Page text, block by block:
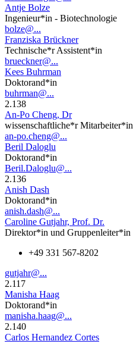
Antje Bolze
Ingenieur*in - Biotechnologie
bolze@...
Franziska Brückner
Technische*r Assistent*in
brueckner@...
Kees Buhrman
Doktorand*in
buhrman@...
2.138
An-Po Cheng, Dr
wissenschaftliche*r Mitarbeiter*in
an-po.cheng@...
Beril Daloglu
Doktorand*in
Beril.Daloglu@...
2.136
Anish Dash
Doktorand*in
anish.dash@...
Caroline Gutjahr, Prof. Dr.
Direktor*in und Gruppenleiter*in
+49 331 567-8202
gutjahr@...
2.117
Manisha Haag
Doktorand*in
manisha.haag@...
2.140
Carlos Hernandez Cortes